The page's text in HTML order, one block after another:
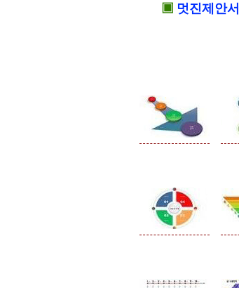
▣ 멋진제안